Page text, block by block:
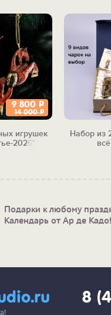
9 800 Р
14 000Р
игрушек
2026"
Набор из
Подарки к любому
Календарь от Ар де Кадо!
8